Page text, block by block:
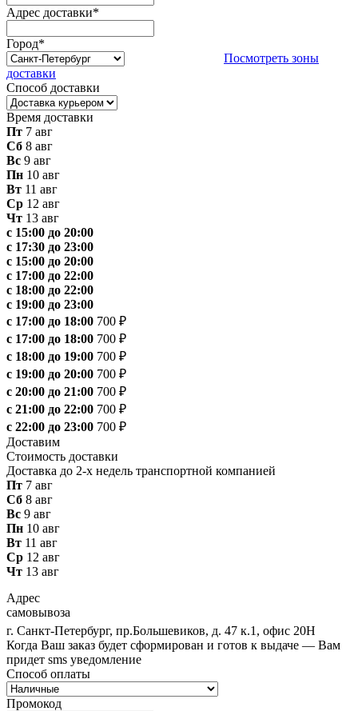
Адрес доставки*
Город*
Посмотреть зоны
доставки
Способ доставки
Время доставки
Пт 7 авг
Сб 8 авг
Вс 9 авг
Пн 10 авг
Вт 11 авг
Ср 12 авг
Чт 13 авг
с 15:00 до 20:00
с 17:30 до 23:00
с 15:00 до 20:00
с 17:00 до 22:00
с 18:00 до 22:00
с 19:00 до 23:00
с 17:00 до 18:00 700 ₽
с 17:00 до 18:00 700 ₽
с 18:00 до 19:00 700 ₽
с 19:00 до 20:00 700 ₽
с 20:00 до 21:00 700 ₽
с 21:00 до 22:00 700 ₽
с 22:00 до 23:00 700 ₽
Доставим
Стоимость доставки
Доставка до 2-х недель транспортной компанией
Пт 7 авг
Сб 8 авг
Вс 9 авг
Пн 10 авг
Вт 11 авг
Ср 12 авг
Чт 13 авг
Адрес
самовывоза
г. Санкт-Петербург, пр.Большевиков, д. 47 к.1, офис 20Н
Когда Ваш заказ будет сформирован и готов к выдаче — Вам
придет sms уведомление
Способ оплаты
Промокод